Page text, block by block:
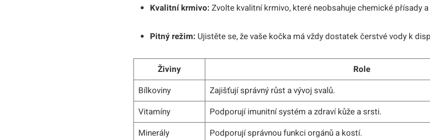
Kvalitní krmivo: Zvolte kvalitní krmivo, které neobsahuje chemické přísady
Pitný režim: Ujistěte se, že vaše kočka má vždy dostatek čerstvé vody k
Živiny
Role
Bílkoviny
Zajišťují správný růst a vývoj svalů.
Vitamíny
Podporují imunitní systém a zdraví kůže a srsti.
Minerály
Podporují správnou funkci orgánů a kostí.